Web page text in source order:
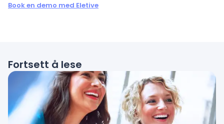
Book en demo med Eletive
Fortsett å lese